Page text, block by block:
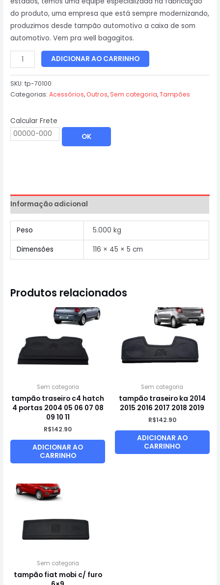
do produto, uma empresa que está sempre modernizando,
produzimos desde tampão automotivo a caixa de som
automotivo. Vem pra well bagagitos.
ADICIONAR AO CARRINHO
SKU:tp-70100
Categorias:Acessórios,Outros, Sem categoria,Tampões
Calcular Frete
OK
Informação adicional
Peso 5.000 kg
Dimensões 116 × 45 × 5 cm
Produtos relacionados
Sem categoria
tampão traseiro c4 hatch
4 portas 2004 05 06 07 08
09 10 11
R$142.90
ADICIONAR AO
CARRINHO
Sem categoria
tampão traseiro ka 2014
2015 2016 2017 2018 2019
R$142.90
ADICIONAR AO
CARRINHO
Sem categoria
tampão fiat mobi c/ furo